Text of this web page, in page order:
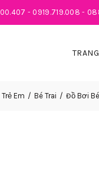
- 0919.719.008 -
Trẻ Em Bé Trai Đồ Bơi